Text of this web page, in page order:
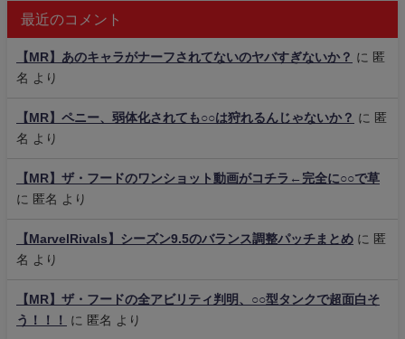
最近のコメント
【MR】あのキャラがナーフされてないのヤバすぎないか？ に 匿
名
より
【MR】ペニー、弱体化されても○○は狩れるんじゃないか？ に 匿
名
より
【MR】ザ・フードのワンショット動画がコチラ←完全に○○で草
に 匿名 より
【MarvelRivals】シーズン9.5のバランス調整パッチまとめ に 匿
名
より
【MR】ザ・フードの全アビリティ判明、○○型タンクで超面白そ
う！！！
に 匿名 より